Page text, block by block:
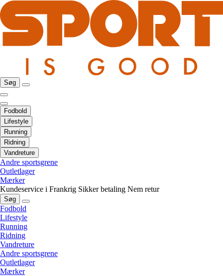
Søg
Fodbold
Lifestyle
Running
Ridning
Vandreture
Andre sportsgrene
Outletlager
Mærker
Kundeservice i Frankrig Sikker betaling Nem retur
Søg
Fodbold
Lifestyle
Running
Ridning
Vandreture
Andre sportsgrene
Outletlager
Mærker